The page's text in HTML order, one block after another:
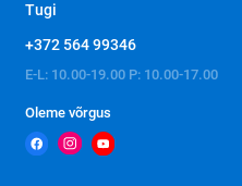
Tugi
+372 564 99346
E-L: 10.00-19.00 P: 10.00-17.00
Oleme võrgus